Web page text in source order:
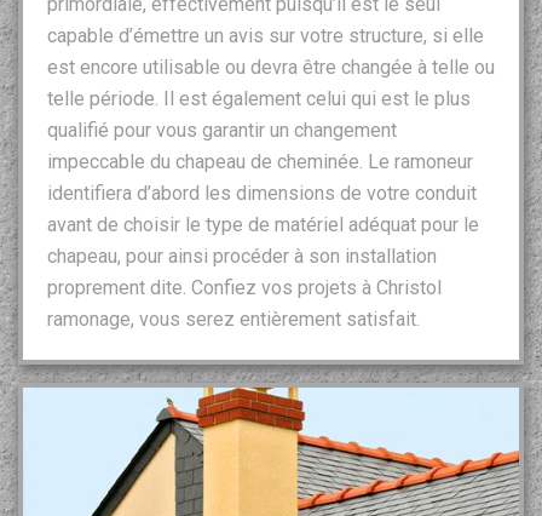
capable d’émettre un avis sur votre structure, si elle
est encore utilisable ou devra être changée à telle ou
telle période. Il est également celui qui est le plus
qualifié pour vous garantir un changement
impeccable du chapeau de cheminée. Le ramoneur
identifiera d’abord les dimensions de votre conduit
avant de choisir le type de matériel adéquat pour le
chapeau, pour ainsi procéder à son installation
proprement dite. Confiez vos projets à Christol
ramonage, vous serez entièrement satisfait.